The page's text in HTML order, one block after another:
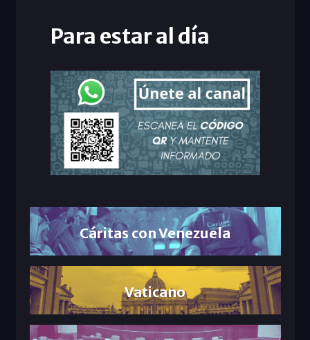
Para estar al día
Cáritas con Venezuela
Vaticano